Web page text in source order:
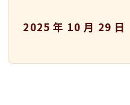
2025 年 10 月 29 日